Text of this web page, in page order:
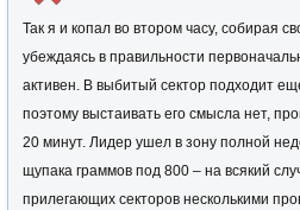
Так я и копал во втором часу, собирая
убеждаясь в правильности
активен. В выбитый сектор подходит
поэтому выстаивать его смысла нет,
20 минут. Лидер ушел в зону полной
щупака граммов под 800 – на всякий
прилегающих секторов несколькими